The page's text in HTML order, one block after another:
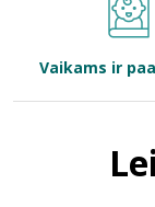
Bibliotekoms
Vaikams ir